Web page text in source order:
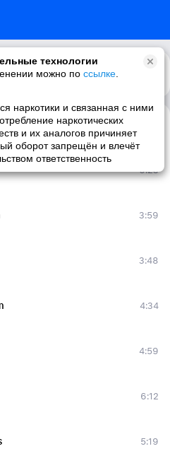
технологии
можно по ссылке
наркотики и связанная с ними
наркотических
и их аналогов причиняет
оборот запрещён и влечёт
ответственность
6:23
3:59
3:48
4:34
4:59
6:12
5:19